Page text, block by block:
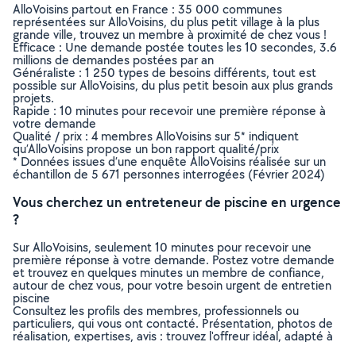
AlloVoisins partout en France : 35 000 communes
représentées sur AlloVoisins, du plus petit village à la plus
grande ville, trouvez un membre à proximité de chez vous !
Efficace : Une demande postée toutes les 10 secondes, 3.6
millions de demandes postées par an
Généraliste : 1 250 types de besoins différents, tout est
possible sur AlloVoisins, du plus petit besoin aux plus grands
projets.
Rapide : 10 minutes pour recevoir une première réponse à
votre demande
Qualité / prix : 4 membres AlloVoisins sur 5* indiquent
qu’AlloVoisins propose un bon rapport qualité/prix
* Données issues d’une enquête AlloVoisins réalisée sur un
échantillon de 5 671 personnes interrogées (Février 2024)
Vous cherchez un entreteneur de piscine en urgence
?
Sur AlloVoisins, seulement 10 minutes pour recevoir une
première réponse à votre demande. Postez votre demande
et trouvez en quelques minutes un membre de confiance,
autour de chez vous, pour votre besoin urgent de entretien
piscine
Consultez les profils des membres, professionnels ou
particuliers, qui vous ont contacté. Présentation, photos de
réalisation, expertises, avis : trouvez l'offreur idéal, adapté à